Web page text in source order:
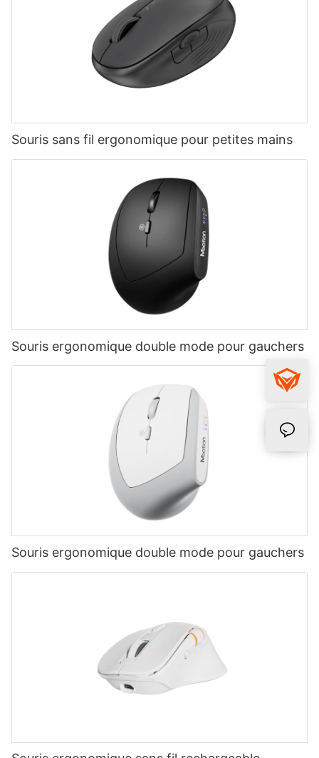
Souris sans fil ergonomique pour petites mains
Souris ergonomique double mode pour gauchers
Souris ergonomique double mode pour gauchers